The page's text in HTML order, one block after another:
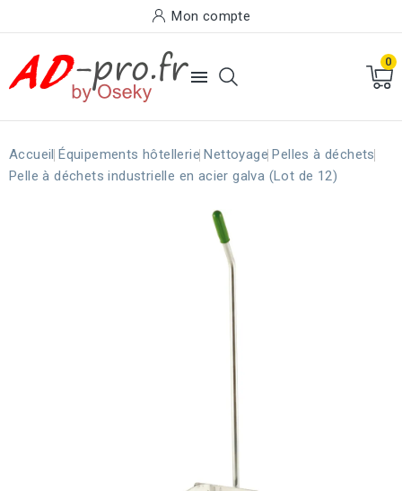
Mon compte

0
Accueil Équipements hôtellerie Nettoyage Pelles à déchets
Pelle à déchets industrielle en acier galva (Lot de 12)